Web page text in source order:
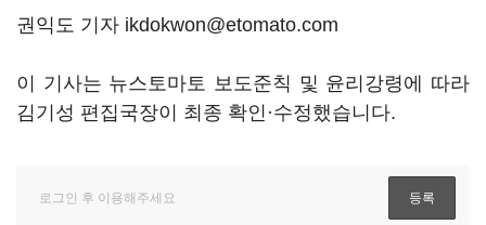
권익도 기자 ikdokwon@etomato.com
이 기사는 뉴스토마토 보도준칙 및 윤리강령에 따라
김기성 편집국장이 최종 확인·수정했습니다.